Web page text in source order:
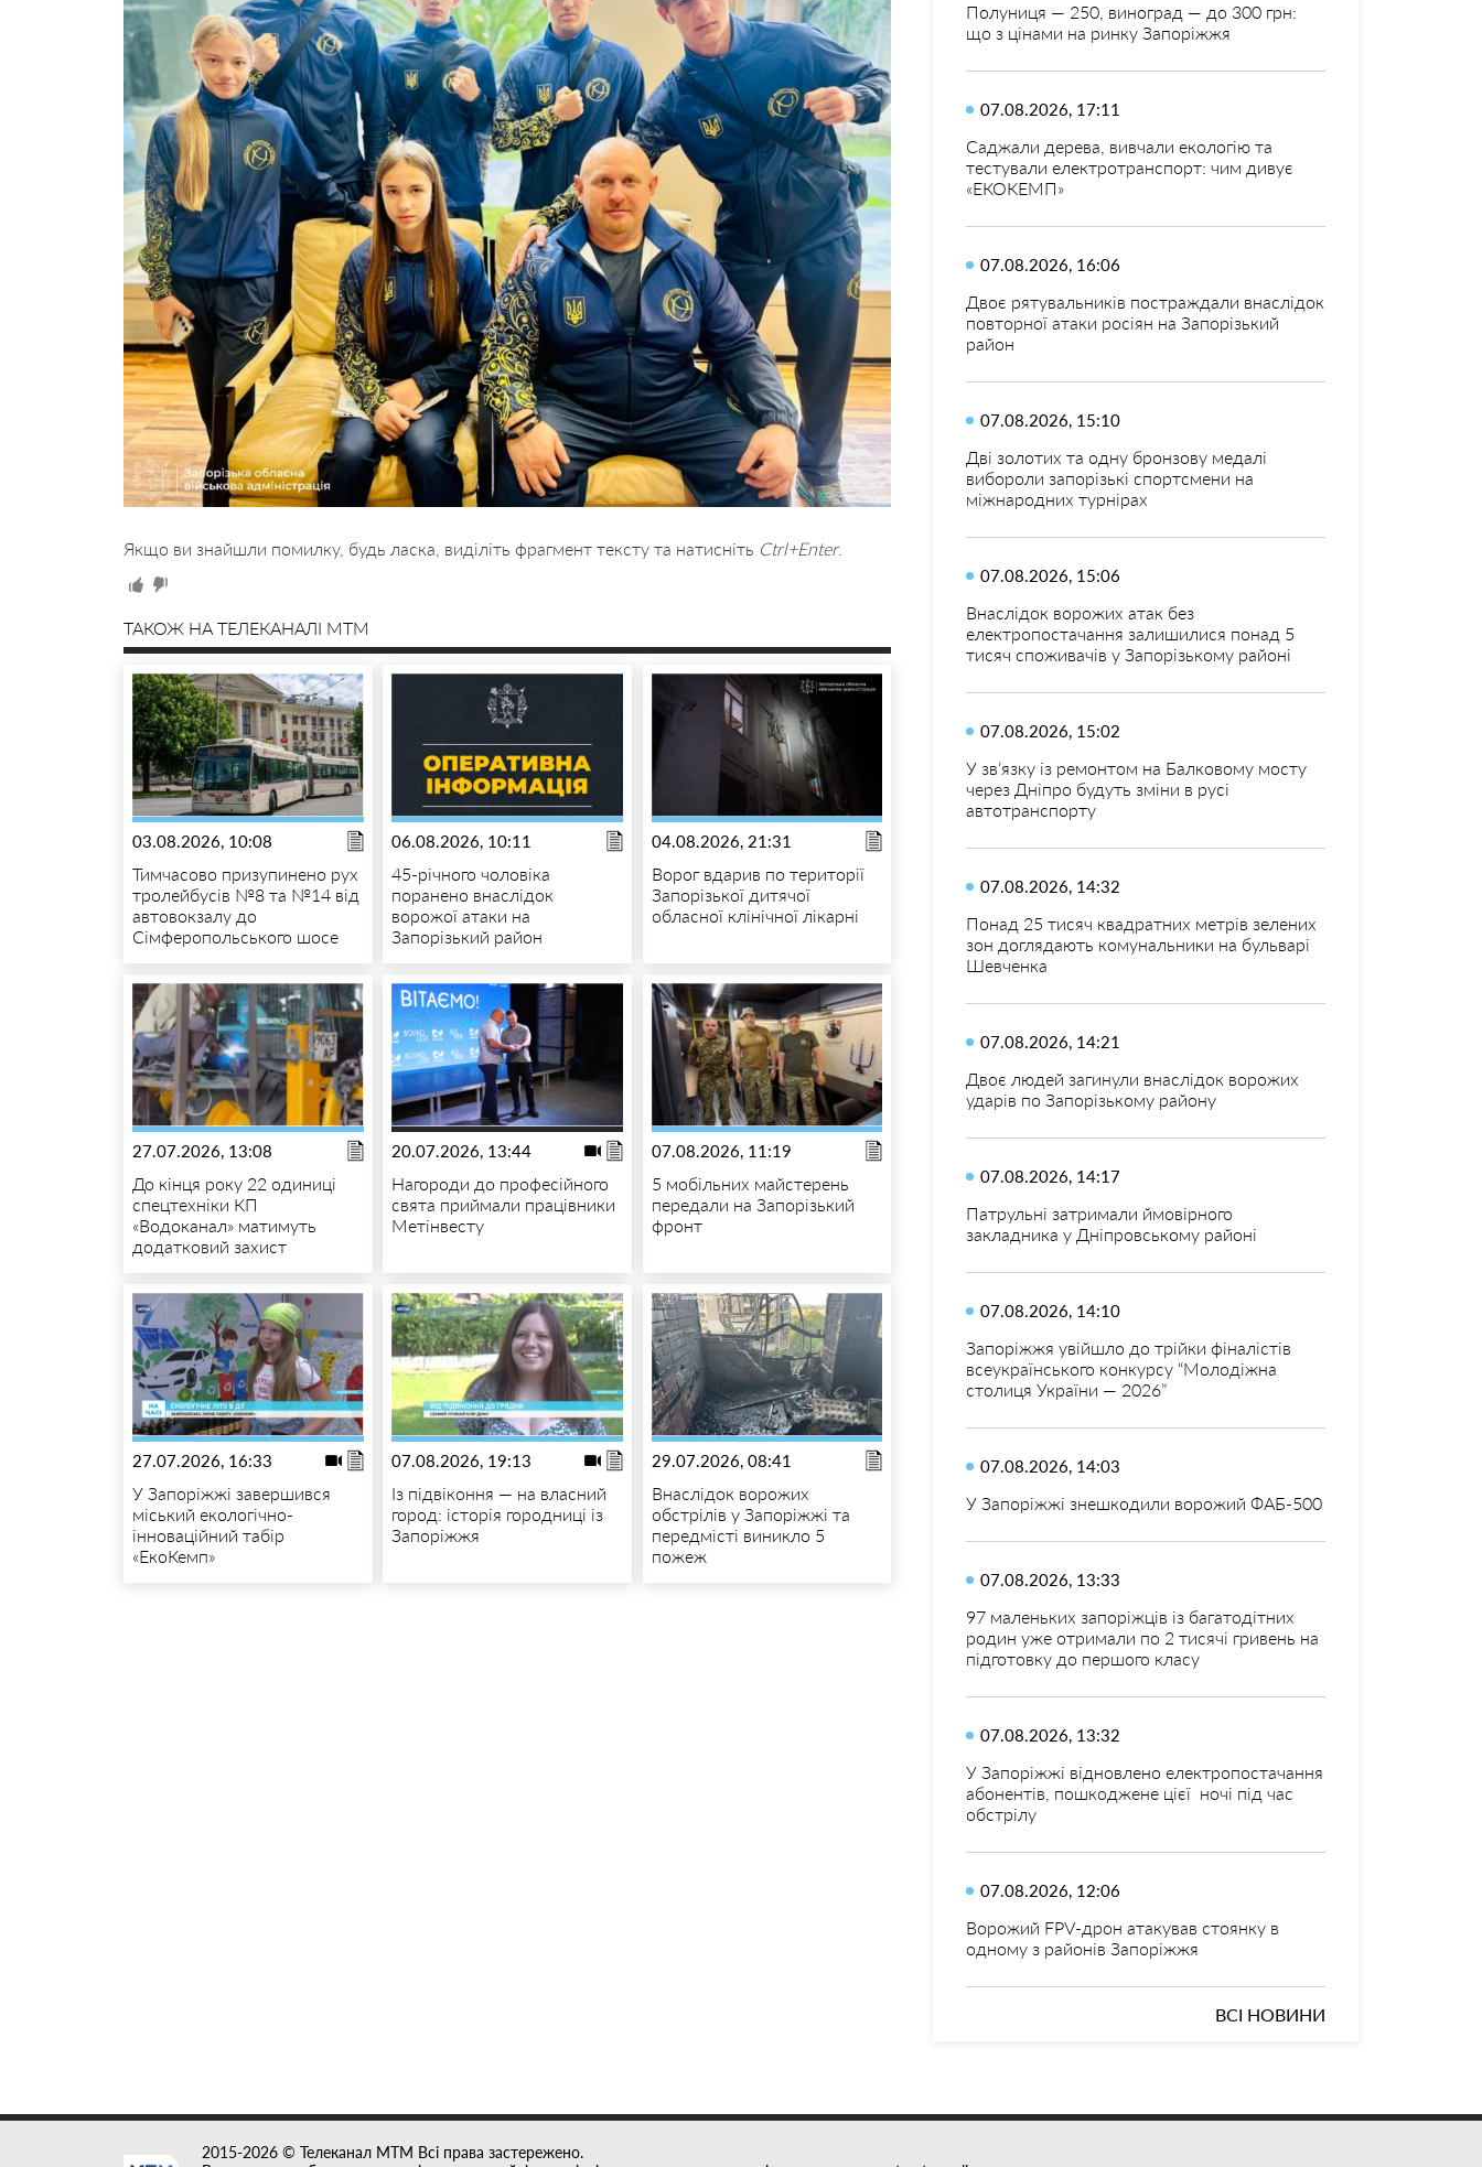
Якщо ви знайшли помилку, будь ласка, виділіть фрагмент тексту та натисніть Ctrl+Enter.
ТАКОЖ НА ТЕЛЕКАНАЛІ MTM
03.08.2026, 10:08
Тимчасово призупинено рух
тролейбусів №8 та №14 від
автовокзалу до
Сімферопольського шосе
06.08.2026, 10:11
45-річного чоловіка
поранено внаслідок
ворожої атаки на
Запорізький район
04.08.2026, 21:31
Ворог вдарив по території
Запорізької дитячої
обласної клінічної лікарні
27.07.2026, 13:08
До кінця року 22 одиниці
спецтехніки КП
«Водоканал» матимуть
додатковий захист
20.07.2026, 13:44
Нагороди до професійного
свята приймали працівники
Метінвесту
07.08.2026, 11:19
5 мобільних майстерень
передали на Запорізький
фронт
27.07.2026, 16:33
У Запоріжжі завершився
міський екологічно-
інноваційний табір
«ЕкоКемп»
07.08.2026, 19:13
Із підвіконня — на власний
город: історія городниці із
Запоріжжя
29.07.2026, 08:41
Внаслідок ворожих
обстрілів у Запоріжжі та
передмісті виникло 5
пожеж
Полуниця — 250, виноград — до 300 грн:
що з цінами на ринку Запоріжжя
07.08.2026, 17:11
Саджали дерева, вивчали екологію та
тестували електротранспорт: чим дивує
«ЕКОКЕМП»
07.08.2026, 16:06
Двоє рятувальників постраждали внаслідок
повторної атаки росіян на Запорізький
район
07.08.2026, 15:10
Дві золотих та одну бронзову медалі
вибороли запорізькі спортсмени на
міжнародних турнірах
07.08.2026, 15:06
Внаслідок ворожих атак без
електропостачання залишилися понад 5
тисяч споживачів у Запорізькому районі
07.08.2026, 15:02
У зв’язку із ремонтом на Балковому мосту
через Дніпро будуть зміни в русі
автотранспорту
07.08.2026, 14:32
Понад 25 тисяч квадратних метрів зелених
зон доглядають комунальники на бульварі
Шевченка
07.08.2026, 14:21
Двоє людей загинули внаслідок ворожих
ударів по Запорізькому району
07.08.2026, 14:17
Патрульні затримали ймовірного
закладника у Дніпровському районі
07.08.2026, 14:10
Запоріжжя увійшло до трійки фіналістів
всеукраїнського конкурсу “Молодіжна
столиця України — 2026”
07.08.2026, 14:03
У Запоріжжі знешкодили ворожий ФАБ-500
07.08.2026, 13:33
97 маленьких запоріжців із багатодітних
родин уже отримали по 2 тисячі гривень на
підготовку до першого класу
07.08.2026, 13:32
У Запоріжжі відновлено електропостачання
абонентів, пошкоджене цієї ночі під час
обстрілу
07.08.2026, 12:06
Ворожий FPV-дрон атакував стоянку в
одному з районів Запоріжжя
ВСІ НОВИНИ
2015-2026 © Телеканал MTM Всі права застережено.